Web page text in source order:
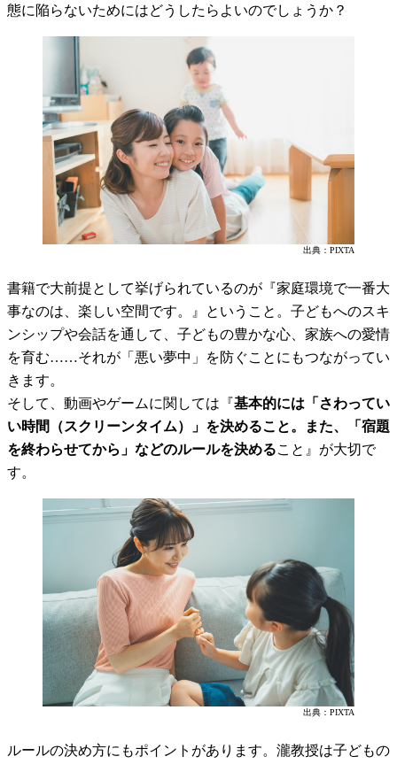
態に陥らないためにはどうしたらよいのでしょうか？
出典：PIXTA
書籍で大前提として挙げられているのが『家庭環境で一番大
事なのは、楽しい空間です。』ということ。子どもへのスキ
ンシップや会話を通して、子どもの豊かな心、家族への愛情
を育む……それが「悪い夢中」を防ぐことにもつながってい
きます。
そして、動画やゲームに関しては『基本的には「さわってい
い時間（スクリーンタイム）」を決めること。また、「宿題
を終わらせてから」などのルールを決めること』が大切で
す。
出典：PIXTA
ルールの決め方にもポイントがあります。瀧教授は子どもの